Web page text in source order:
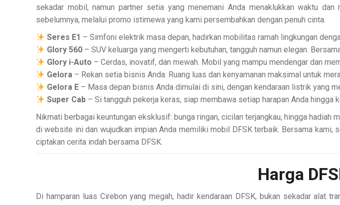
sekadar mobil, namun partner setia yang menemani Anda menaklukkan waktu
sebelumnya, melalui promo istimewa yang kami persembahkan dengan penuh cinta.
Seres E1 – Simfoni elektrik masa depan, hadirkan mobilitas ramah lingkungan
Glory 560 – SUV keluarga yang mengerti kebutuhan, tangguh namun elegan.
Glory i-Auto – Cerdas, inovatif, dan mewah. Mobil yang mampu mendengar dan
Gelora – Rekan setia bisnis Anda. Ruang luas dan kenyamanan maksimal untuk
Gelora E – Masa depan bisnis Anda dimulai di sini, dengan kendaraan listrik yang
Super Cab – Si tangguh pekerja keras, siap membawa setiap harapan Anda hingga
Nikmati berbagai keuntungan eksklusif: bunga ringan, cicilan terjangkau, hingga hadiah
di website ini dan wujudkan impian Anda memiliki mobil DFSK terbaik. Bersama
ciptakan cerita indah bersama DFSK.
Harga
Di hamparan luas Cirebon yang megah, hadir kendaraan DFSK, bukan sekadar alat